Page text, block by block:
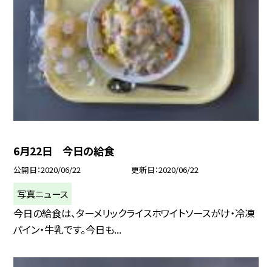
6月22日 今日の給食
公開日 2020/06/22 更新日 2020/06/22
写真ニュース
今日の給食は、ターメリックライスホワイトソースがけ・冷凍
パイン・牛乳です。今日も...